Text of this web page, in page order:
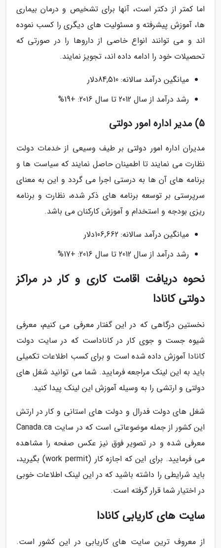
اما کمتر از دکتر است، آنها برای تشخیص و درمان بیماری
ها، آموزش پیشرفته و مسئولیت های دیگری را کسب نموده
اند و می توانند انواع خاصی از داروها را در صورتی که
تحصیلات خود را ادامه داده اند، تجویز نمایند.
میانگین درآمد سالانه: 84,510دلار
رشد درآمد از سال 2012 تا سال 2016: +19%
5) مدیر اداره امور دولتی
مدیران اداره امور دولتی بر طیف وسیعی از خدمات دولت
نظارت می نمایند تا اطمینان حاصل نمایند که سیاست ها و
برنامه های آن ها به درستی اجرا می گردد و این به معنای
سرپرستی بر توسعه برنامه های ذکر شده، نظارت و برنامه
ریزی بودجه و استخدام و آموزش کارکنان می باشد.
میانگین درآمد سالانه: 106,662دلار
رشد درآمد از سال 2012 تا سال 2016: +17%
نحوه دریافت اقامت کاری و کار در مراکز
دولتی کانادا
نخستین درگاهی که در این گفتار معرفی می کنیم، معرفی
شیوه جست و جوی کار در کاناداست که در سایت دولت
کانادا آموزش داده شده است و برای کسب اطلاعات تکمیلی
باید به این لینک مراجعه فرمایید. شما می توانید شغل های
دولتی و ارتشی را به وسیله آموزش این لینک پیدا کنید.
شغل های دولت فدرال و دولت های استانی و کار در ارتش
این کشور از جمله موضوعاتی است که در سایت Canada.ca
معرفی شده و در تصویر فوق نیز عکس صفحه را مشاهده
می فرمایید. برای این که اجازه کار (work permit) بگیرید،
باید شرایطی را داشته باشید که در این لینک اطلاعات خوبی
در اختیار شما قرار گرفته است.
سایت های کاریابی کانادا
از معروف ترین سایت های کاریابی در این کشور است.